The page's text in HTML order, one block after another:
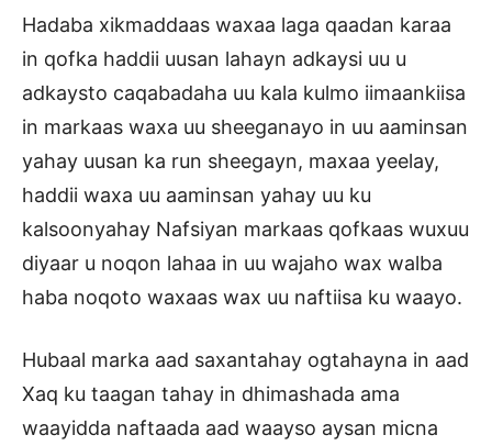
Hadaba xikmaddaas waxaa laga qaadan karaa
in qofka haddii uusan lahayn adkaysi uu u
adkaysto caqabadaha uu kala kulmo iimaankiisa
in markaas waxa uu sheeganayo in uu aaminsan
yahay uusan ka run sheegayn, maxaa yeelay,
haddii waxa uu aaminsan yahay uu ku
kalsoonyahay Nafsiyan markaas qofkaas wuxuu
diyaar u noqon lahaa in uu wajaho wax walba
haba noqoto waxaas wax uu naftiisa ku waayo.
Hubaal marka aad saxantahay ogtahayna in aad
Xaq ku taagan tahay in dhimashada ama
waayidda naftaada aad waayso aysan micna